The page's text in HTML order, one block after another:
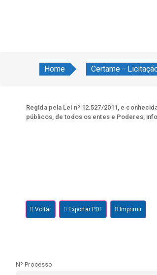
Home Certame -
Regida pela Lei nº 12.527/2011, e
públicos, de todos os entes e Poderes,
Voltar Exportar PDF Imprimir
Nº Processo